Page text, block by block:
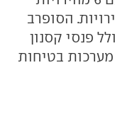
רגילה בת 6 מהירויות. הסופרב
פנסי קסנון
מערכות בטיחות